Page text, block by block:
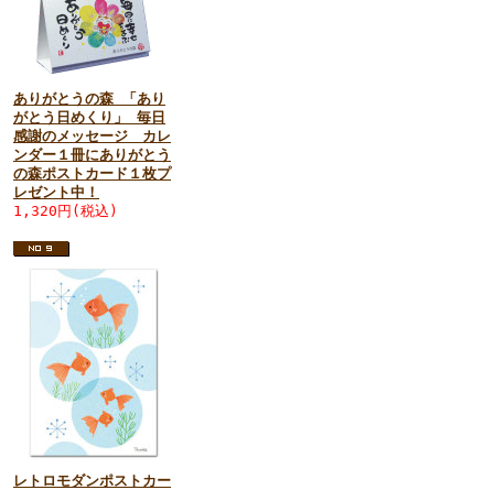
ありがとうの森 「あり
がとう日めくり」 毎日
感謝のメッセージ カレ
ンダー１冊にありがとう
の森ポストカード１枚プ
レゼント中！
1,320円(税込)
レトロモダンポストカー